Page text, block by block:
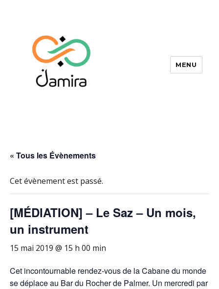
MENU
« Tous les Évènements
Cet évènement est passé.
[MÉDIATION] – Le Saz – Un mois,
un instrument
15 mai 2019 @ 15 h 00 min
Cet incontournable rendez-vous de la Cabane du monde
se déplace au Bar du Rocher de Palmer. Un mercredi par